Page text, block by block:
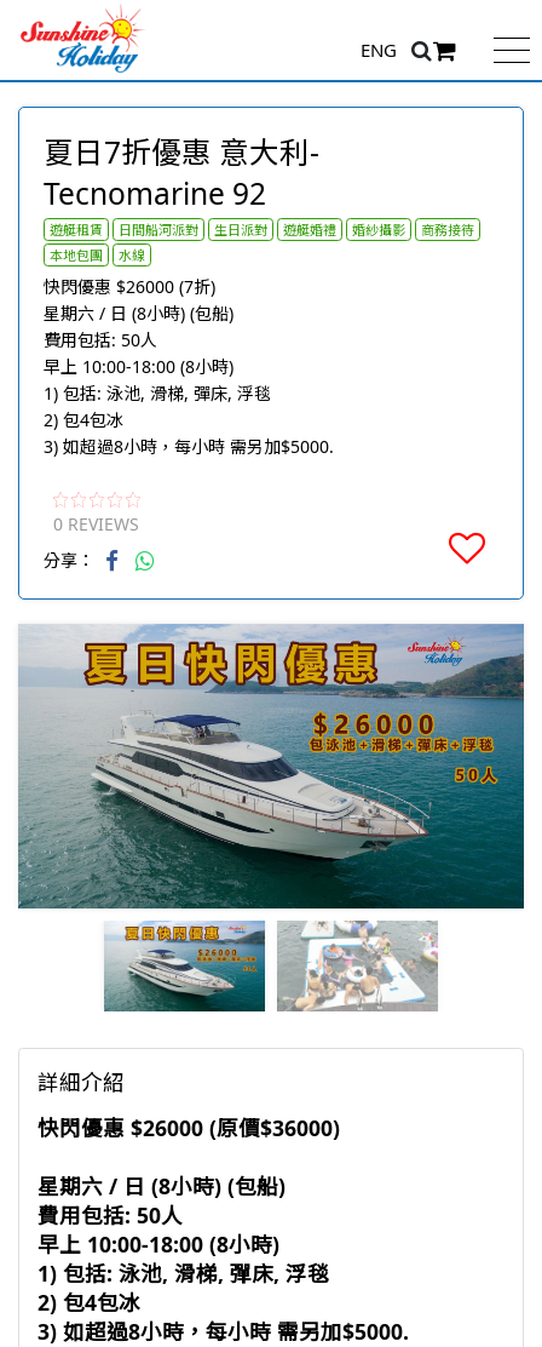
ENG
夏日7折優惠 意大利-
Tecnomarine 92
遊艇租賃 日間船河派對 生日派對 遊艇婚禮 婚紗攝影
商務接待
本地包團
水線
快閃優惠 $26000 (7折)
星期六 / 日 (8小時) (包船)
費用包括: 50人
早上 10:00-18:00 (8小時)
1) 包括: 泳池, 滑梯, 彈床, 浮毯
2) 包4包冰
3) 如超過8小時，每小時 需另加$5000.
0 REVIEWS
分享：
詳細介紹
快閃優惠 $26000 (原價$36000)
星期六 / 日 (8小時) (包船)
費用包括: 50人
早上 10:00-18:00 (8小時)
1) 包括: 泳池, 滑梯, 彈床, 浮毯
2) 包4包冰
3) 如超過8小時，每小時 需另加$5000.